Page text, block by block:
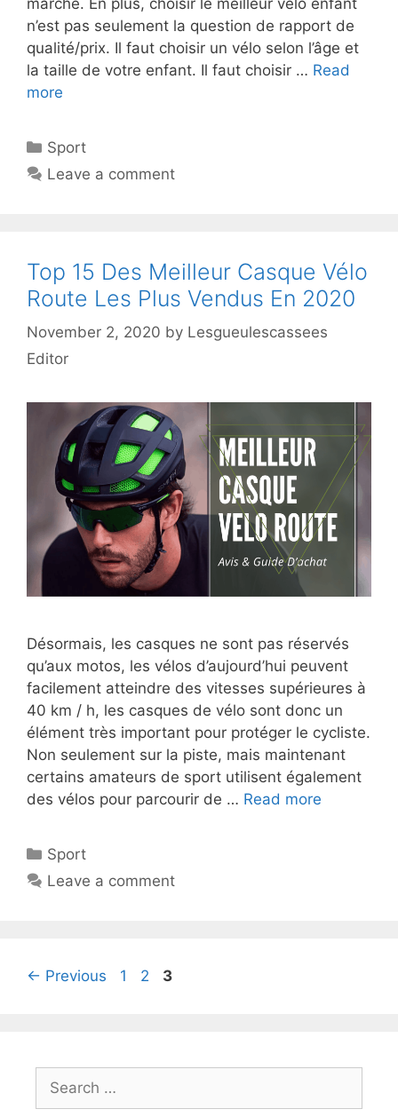
n’est pas seulement la question de rapport de
qualité/prix. Il faut choisir un vélo selon l’âge et
la taille de votre enfant. Il faut choisir … Read
more
Sport
Leave a comment
Top 15 Des Meilleur Casque Vélo
Route Les Plus Vendus En 2020
November 2, 2020 by Lesgueulescassees
Editor
Désormais, les casques ne sont pas réservés
qu’aux motos, les vélos d’aujourd’hui peuvent
facilement atteindre des vitesses supérieures à
40 km / h, les casques de vélo sont donc un
élément très important pour protéger le cycliste.
Non seulement sur la piste, mais maintenant
certains amateurs de sport utilisent également
des vélos pour parcourir de … Read more
Sport
Leave a comment
← Previous 1 2 3